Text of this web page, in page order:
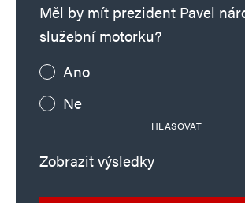
Měl by mít prezident Pavel
služební motorku?
Ano
Ne
HLASOVAT
Zobrazit výsledky